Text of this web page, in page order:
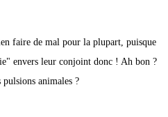
faire de mal pour la plupart, puisque
envers leur conjoint donc ! Ah bon ?
pulsions animales ?